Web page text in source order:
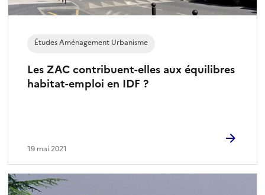
Les ZAC contribuent-elles aux équilibres
habitat-emploi en IDF ?
Études Aménagement Urbanisme
19 mai 2021